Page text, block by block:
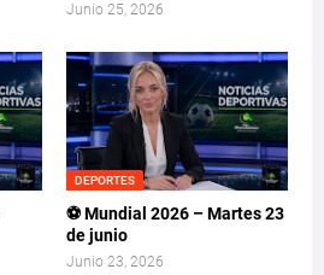
Junio 25, 2026
DEPORTES
⚽ Mundial 2026 – Martes 23
de junio
Junio 23, 2026